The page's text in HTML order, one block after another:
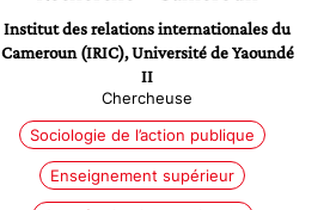
Institut des relations internationales du
Cameroun (IRIC), Université de Yaoundé
II
Chercheuse
Sociologie de l’action publique
Enseignement supérieur